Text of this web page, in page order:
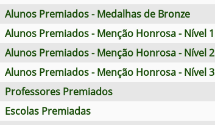
Alunos Premiados - Medalhas de Bronze
Alunos Premiados - Menção Honrosa - Nível 1
Alunos Premiados - Menção Honrosa - Nível 2
Alunos Premiados - Menção Honrosa - Nível 3
Professores Premiados
Escolas Premiadas